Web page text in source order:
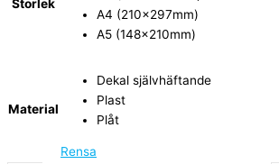
Storlek
A4 (210x297mm)
A5 (148x210mm)
Material
Dekal självhäftande
Plast
Plåt
Rensa